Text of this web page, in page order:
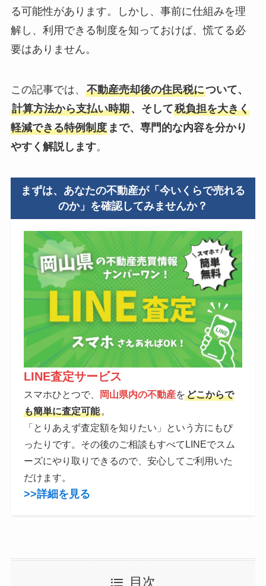
る可能性があります。しかし、事前に仕組みを理
解し、利用できる制度を知っておけば、慌てる必
要はありません。
この記事では、 不動産売却後の住民税について、
計算方法から支払い時期、そして税負担を大きく
軽減できる特例制度まで、専門的な内容を分かり
やすく解説します。
まずは、あなたの不動産が「今いくらで売れる
のか」を確認してみませんか？
LINE査定サービス
スマホひとつで、 岡山県内の不動産をどこからで
も簡単に査定可能
「とりあえず査定額を知りたい」という方にもぴ
ったりです。その後のご相談もすべてLINEでスム
ーズにやり取りできるので、安心してご利用いた
だけます。
>>詳細を見る
目次